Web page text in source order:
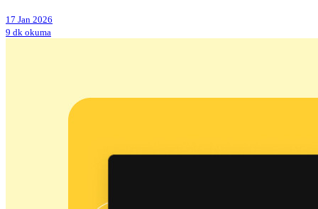
17 Jan 2026
9 dk okuma